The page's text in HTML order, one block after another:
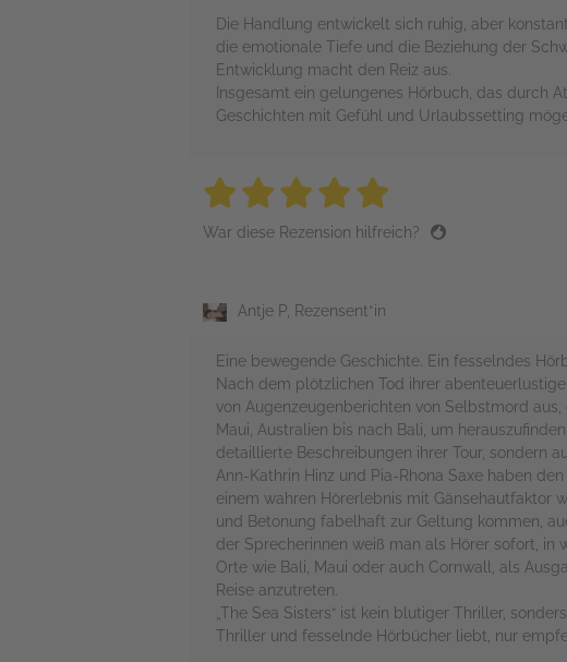
Die Handlung entwickelt sich ruhig, aber
die emotionale Tiefe und die Beziehung der
Entwicklung macht den Reiz aus.
Insgesamt ein gelungenes Hörbuch, das durch
Geschichten mit Gefühl und Urlaubssetting
5 stars
5 stars
5 stars
5 stars
War diese Rezension hilfreich?
Antje P, Rezensent*in
Eine bewegende Geschichte. Ein fesselndes
Nach dem plötzlichen Tod ihrer
von Augenzeugenberichten von Selbstmord
Maui, Australien bis nach Bali, um
detaillierte Beschreibungen ihrer Tour, sondern
Ann-Kathrin Hinz und Pia-Rhona Saxe haben
einem wahren Hörerlebnis mit Gänsehautfaktor
und Betonung fabelhaft zur Geltung kommen,
der Sprecherinnen weiß man als Hörer sofort,
Orte wie Bali, Maui oder auch Cornwall, als
Reise anzutreten.
„The Sea Sisters“ ist kein blutiger Thriller,
Thriller und fesselnde Hörbücher liebt, nur